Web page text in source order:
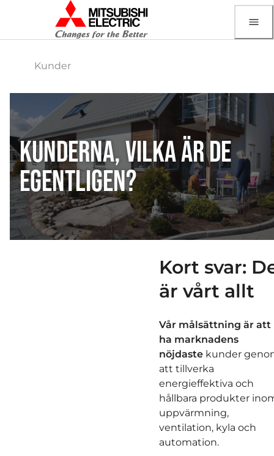
Kunder
KUNDERNA, VILKA ÄR DE
EGENTLIGEN?
Kort svar:
är vårt allt
Vår målsättning är att
ha marknadens
nöjdaste kunder
att tillverka
energieffektiva och
hållbara produkter
uppvärmning,
ventilation, kyla och
automation.